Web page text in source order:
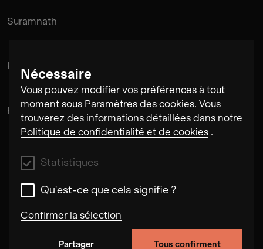
Nécessaire
Vous pouvez modifier vos préférences à tout
moment sous Paramètres des cookies. Vous
trouverez des informations détaillées dans notre
Politique de confidentialité et de cookies .
Statistiques
Qu'est-ce que cela signifie ?
Confirmer la sélection
Partager Tous confirment
Suramnath
Kishan Hadi
Pintu Padihar